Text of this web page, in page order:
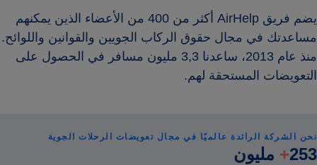
يضم فريق AirHelp أكثر من 400 من الأعضاء الذين يمكنهم
مساعدتك في مجال حقوق الركاب الجويين والقوانين واللوائح.
منذ عام 2013، ساعدنا 3,3 مليون مسافر في الحصول على
التعويضات المستحقة لهم.
نحن الشركة الرائدة عالميًا في مجال تعويضات الرحلات الجوية
253
+ مليون